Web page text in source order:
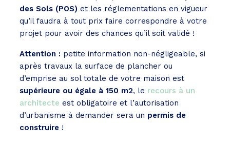
des Sols (POS) et les réglementations en vigueur
qu’il faudra à tout prix faire correspondre à votre
projet pour avoir des chances qu’il soit validé !
Attention : petite information non-négligeable, si
après travaux la surface de plancher ou
d’emprise au sol totale de votre maison est
supérieure ou égale à 150 m2, le recours à un
architecte est obligatoire et l’autorisation
d’urbanisme à demander sera un permis de
construire !